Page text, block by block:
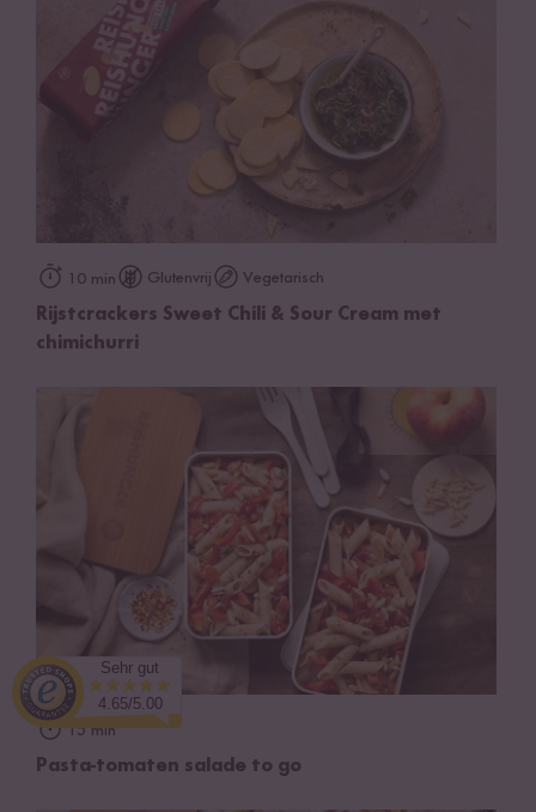
10 min Glutenvrij Vegetarisch
Rijstcrackers Sweet Chili & Sour Cream met
chimichurri
15 min
Pasta-tomaten salade to go
Sehr gut
4.65/5.00